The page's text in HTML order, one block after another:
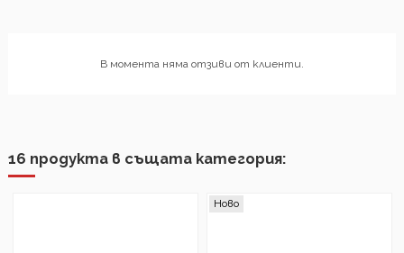
В момента няма отзиви от клиенти.
16 продукта в същата категория:
Ново